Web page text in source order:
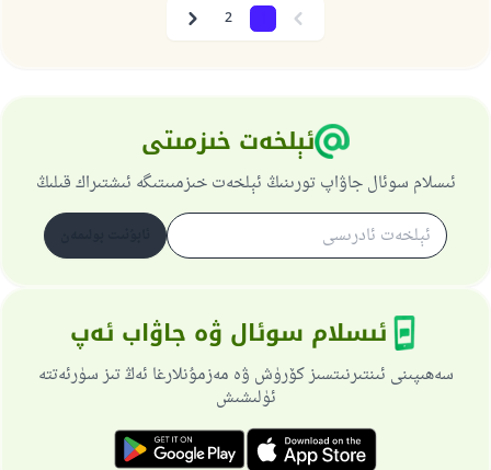
Previous
2
Next
ئېلخەت خىزمىتى
ئىسلام سوئال جاۋاپ تورىنىڭ ئېلخەت خىزمىىتىگە ئىشتىراك قىلىڭ
ئىسلام سوئال ۋە جاۋاب ئەپ
سەھىپىنى ئىنتىرنىتسىز كۆرۈش ۋە مەزمۇنلارغا ئەڭ تىز سۈرئەتتە
ئۈلىشىش